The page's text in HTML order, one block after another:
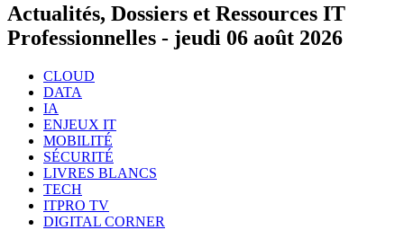
Actualités, Dossiers et Ressources IT
Professionnelles - jeudi 06 août 2026
CLOUD
DATA
IA
ENJEUX IT
MOBILITÉ
SÉCURITÉ
LIVRES BLANCS
TECH
ITPRO TV
DIGITAL CORNER